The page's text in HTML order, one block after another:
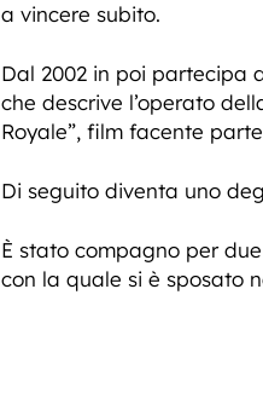
a vincere subito.
Dal 2002 in poi partecipa
che descrive l’operato
Royale”, film facente
Di seguito diventa uno
È stato compagno per
con la quale si è sposato